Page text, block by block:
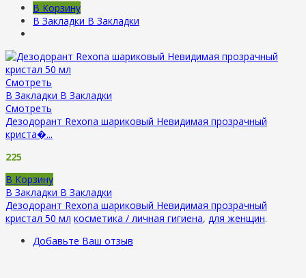
В Корзину
В Закладки В Закладки
Смотреть
В Закладки В Закладки
Смотреть
Дезодорант Rexona шариковый Невидимая прозрачный
криста�...
225
В Корзину
В Закладки В Закладки
Дезодорант Rexona шариковый Невидимая прозрачный
кристал 50 мл косметика / личная гигиена, для женщин.
Добавьте Ваш отзыв